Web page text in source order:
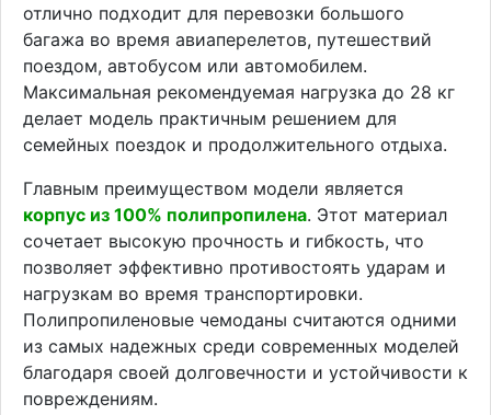
отлично подходит для перевозки большого
багажа во время авиаперелетов, путешествий
поездом, автобусом или автомобилем.
Максимальная рекомендуемая нагрузка до 28 кг
делает модель практичным решением для
семейных поездок и продолжительного отдыха.
Главным преимуществом модели является
корпус из 100% полипропилена. Этот материал
сочетает высокую прочность и гибкость, что
позволяет эффективно противостоять ударам и
нагрузкам во время транспортировки.
Полипропиленовые чемоданы считаются одними
из самых надежных среди современных моделей
благодаря своей долговечности и устойчивости к
повреждениям.